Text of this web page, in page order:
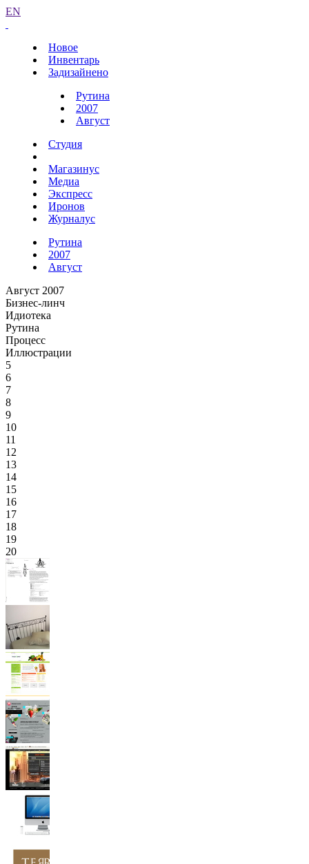
EN
Новое
Инвентарь
Задизайнено
Рутина
2007
Август
Студия
Магазинус
Медиа
Экспресс
Иронов
Журналус
Рутина
2007
Август
Август 2007
Бизнес-линч
Идиотека
Рутина
Процесс
Иллюстрации
5
6
7
8
9
10
11
12
13
14
15
16
17
18
19
20